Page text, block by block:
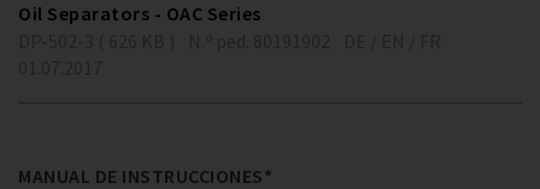
Oil Separators - OAC Series
MANUAL DE INSTRUCCIONES*